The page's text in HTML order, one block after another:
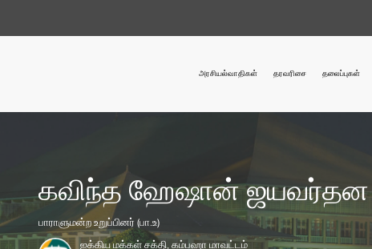
அரசியல்வாதிகள் தரவரிசை தலைப்புகள்
கவிந்த ஹேஷான் ஜயவர்தன
பாராளுமன்ற உறுப்பினர் (பா.உ)
ஐக்கிய மக்கள் சக்தி,கம்பஹா மாவட்டம்